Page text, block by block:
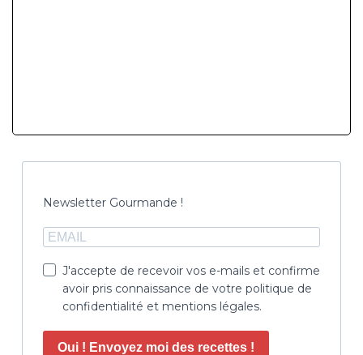
Newsletter Gourmande !
J'accepte de recevoir vos e-mails et confirme
avoir pris connaissance de votre politique de
confidentialité et mentions légales.
Oui ! Envoyez moi des recettes !